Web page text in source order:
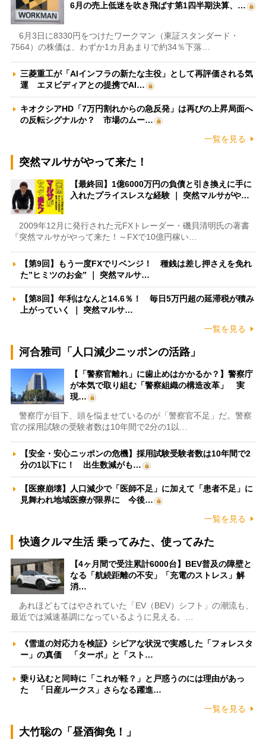
6月の売上低迷を吹き飛ばす第1四半期決算、…
6月3日に8330円をつけたワークマン（東証スタンダード・
7564）の株価は、わずか1カ月あまりで約34％下落…
三菱重工が「AIインフラの新たな主役」として再評価される気
運 エヌビディアとの提携でAI…
キオクシアHD「7万円割れからの急反発」は再びの上昇局面へ
の反転シグナルか？ 市場のムー…
一覧を見る
突然マルサがやって来た！
【最終回】1億6000万円の負債と引き換えに手に
入れたプライスレスな経験 ｜ 突然マルサがや…
2009年12月に発行された元FXトレーダー・磯貝清明氏の著書
『突然マルサがやって来た！～FXで10億円稼い…
【第9回】もう一度FXでリベンジ！ 種銭は差し押さえを免れ
た”ヒミツのお金” ｜ 突然マルサ…
【第8回】年利はなんと14.6％！ 毎日5万円超の延滞税が積み
上がっていく ｜ 突然マルサ…
一覧を見る
河合雅司「人口減少ニッポンの活路」
【「警察官離れ」に歯止めはかかるか？】警察庁
が本気で取り組む「警察組織の構造改革」 実
現…
警察庁が目下、頭を悩ませているのが「警察官不足」だ。警察
官の採用試験の受験者数は10年間で2分の1以…
【安全・安心ニッポンの危機】採用試験受験者数は10年間で2
分の1以下に！ 出生数減がも…
【医療崩壊】人口減少で「医師不足」に加えて「患者不足」に
見舞われ地域医療が限界に 今後…
一覧を見る
快適クルマ生活 乗ってみた、使ってみた
【4ヶ月間で受注累計6000台】BEV普及の障壁と
なる「航続距離の不安」「充電のストレス」解
消…
あれほどもてはやされていた「EV（BEV）シフト」の潮流も、
最近では減速基調になっているように見える。…
《雪道の対応力を検証》シビアな状況で実感した「フォレスタ
ー」の真価 「ターボ」と「スト…
乗り込むと同時に「これが軽？」と戸惑うのには理由があっ
た 「日産ルークス」さらなる躍進…
一覧を見る
大竹聡の「昼酒御免！」